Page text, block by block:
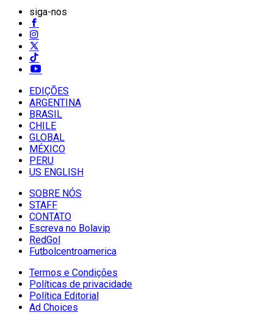
siga-nos
EDIÇÕES
ARGENTINA
BRASIL
CHILE
GLOBAL
MÉXICO
PERU
US ENGLISH
SOBRE NÓS
STAFF
CONTATO
Escreva no Bolavip
RedGol
Futbolcentroamerica
Termos e Condições
Políticas de privacidade
Política Editorial
Ad Choices